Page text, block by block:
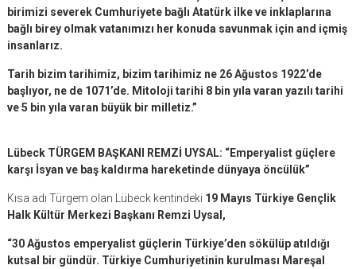
birimizi severek Cumhuriyete bağlı Atatürk ilke ve inklaplarına
bağlı birey olmak vatanımızı her konuda savunmak için and içmiş
insanlarız.
Tarih bizim tarihimiz, bizim tarihimiz ne 26 Ağustos 1922’de
başlıyor, ne de 1071’de. Mitoloji tarihi 8 bin yıla varan yazılı tarihi
ve 5 bin yıla varan büyük bir milletiz.”
Lübeck TÜRGEM BAŞKANI REMZİ UYSAL: “Emperyalist güçlere
karşı İsyan ve baş kaldırma hareketinde dünyaya öncülük”
Kısa adı Türgem olan Lübeck kentindeki 19 Mayıs Türkiye Gençlik
Halk Kültür Merkezi Başkanı Remzi Uysal,
“30 Ağustos emperyalist güçlerin Türkiye’den sökülüp atıldığı
kutsal bir gündür. Türkiye Cumhuriyetinin kurulması Mareşal